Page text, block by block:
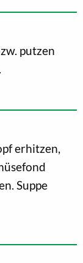
putzen
erhitzen,
Suppe